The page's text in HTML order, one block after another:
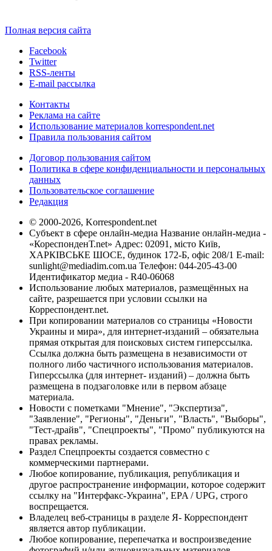
Полная версия сайта
Facebook
Twitter
RSS-ленты
E-mail рассылка
Контакты
Реклама на сайте
Использование материалов korrespondent.net
Правила пользования сайтом
Договор пользования сайтом
Политика в сфере конфиденциальности и персональных
данных
Пользовательское соглашение
Редакция
© 2000-2026, Korrespondent.net
Субъект в сфере онлайн-медиа Название онлайн-медиа -
«КореспонденТ.net» Адрес: 02091, місто Київ,
ХАРКІВСЬКЕ ШОСЕ, будинок 172-Б, офіс 208/1 E-mail:
sunlight@mediadim.com.ua Телефон: 044-205-43-00
Идентификатор медиа - R40-06068
Использование любых материалов, размещённых на
сайте, разрешается при условии ссылки на
Корреспондент.net.
При копировании материалов со страницы «Новости
Украины и мира», для интернет-изданий – обязательна
прямая открытая для поисковых систем гиперссылка.
Ссылка должна быть размещена в независимости от
полного либо частичного использования материалов.
Гиперссылка (для интернет- изданий) – должна быть
размещена в подзаголовке или в первом абзаце
материала.
Новости с пометками "Мнение", "Экспертиза",
"Заявление", "Регионы", "Деньги", "Власть", "Выборы",
"Тест-драйв", "Спецпроекты", "Промо" публикуются на
правах рекламы.
Раздел Спецпроекты создается совместно с
коммерческими партнерами.
Любое копирование, публикация, републикация и
другое распространение информации, которое содержит
ссылку на "Интерфакс-Украина", EPA / UPG, строго
воспрещается.
Владелец веб-страницы в разделе Я- Корреспондент
является автор публикации.
Любое копирование, перепечатка и воспроизведение